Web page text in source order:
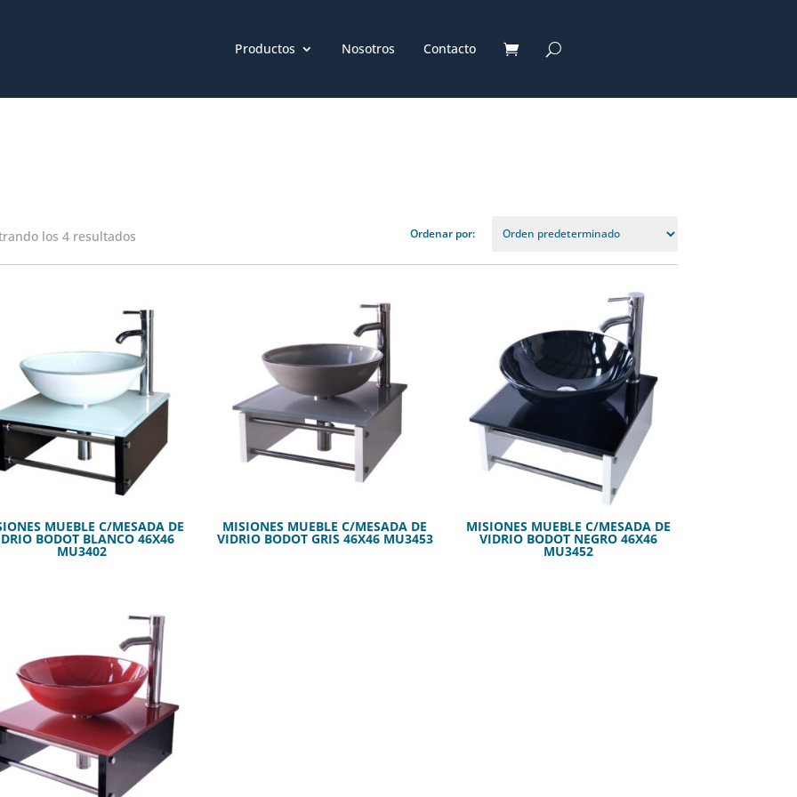
Productos Nosotros Contacto
los 4 resultados
MUEBLE C/MESADA DE
BODOT BLANCO 46X46
MU3402
MISIONES MUEBLE C/MESADA DE
VIDRIO BODOT GRIS 46X46 MU3453
MISIONES MUEBLE C/MESADA DE
VIDRIO BODOT NEGRO 46X46
MU3452